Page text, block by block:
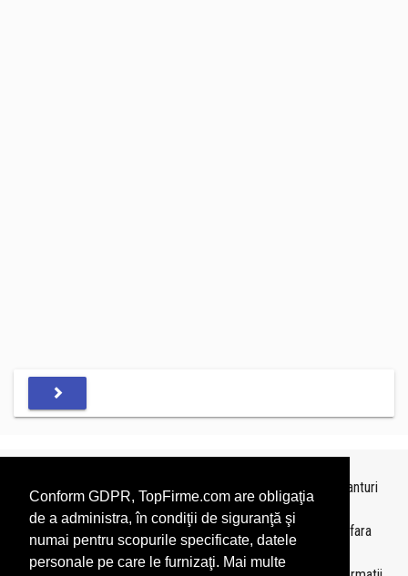
Conform GDPR, TopFirme.com are obligaţia
de a administra, în condiţii de siguranţă şi
numai pentru scopurile specificate, datele
personale pe care le furnizaţi. Mai multe
Topurile sunt realizate deTopFirme
pe baza ultimelor bilanturi
depuse si au scop informativ.
Este interzisa folosirea topurilor fara acordul TopFirme si fara
precizarea sursei.